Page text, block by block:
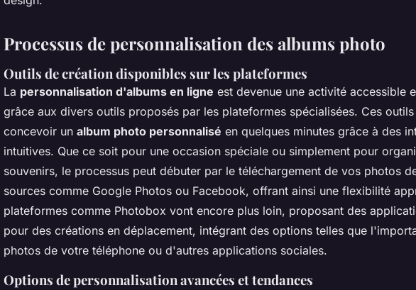
Processus de personnalisation des albums photo
Outils de création disponibles sur les plateformes
La personnalisation d'albums en ligne est devenue une activité accessible
grâce aux divers outils proposés par les plateformes spécialisées. Ces
concevoir un album photo personnalisé en quelques minutes grâce à des
intuitives. Que ce soit pour une occasion spéciale ou simplement pour
souvenirs, le processus peut débuter par le téléchargement de vos photos
sources comme Google Photos ou Facebook, offrant ainsi une flexibilité
plateformes comme Photobox vont encore plus loin, proposant des
pour des créations en déplacement, intégrant des options telles que
photos de votre téléphone ou d'autres applications sociales.
Options de personnalisation avancées et tendances